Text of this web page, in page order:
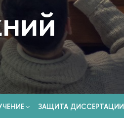
ЗАЩИТА ДИССЕРТАЦИИ